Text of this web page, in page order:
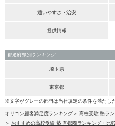
通いやすさ・治安
提供情報
都道府県別ランキング
埼玉県
東京都
※文字がグレーの部門は当社規定の条件を満たし
オリコン顧客満足度ランキング
高校受験 塾ラ
おすすめの高校受験 塾 首都圏ランキング・比較